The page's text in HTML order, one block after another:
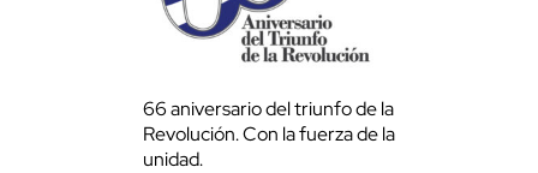
66 aniversario del triunfo de la
Revolución. Con la fuerza de la
unidad.